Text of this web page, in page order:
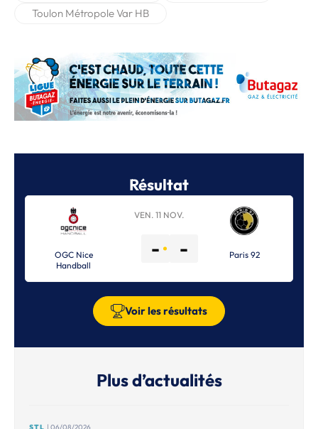
Toulon Métropole Var HB
Résultat
OGC Nice
Handball
VEN. 11 NOV.
- - Paris 92
Voir les résultats
Plus d’actualités
STL | 06/08/2026